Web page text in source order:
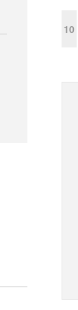
10